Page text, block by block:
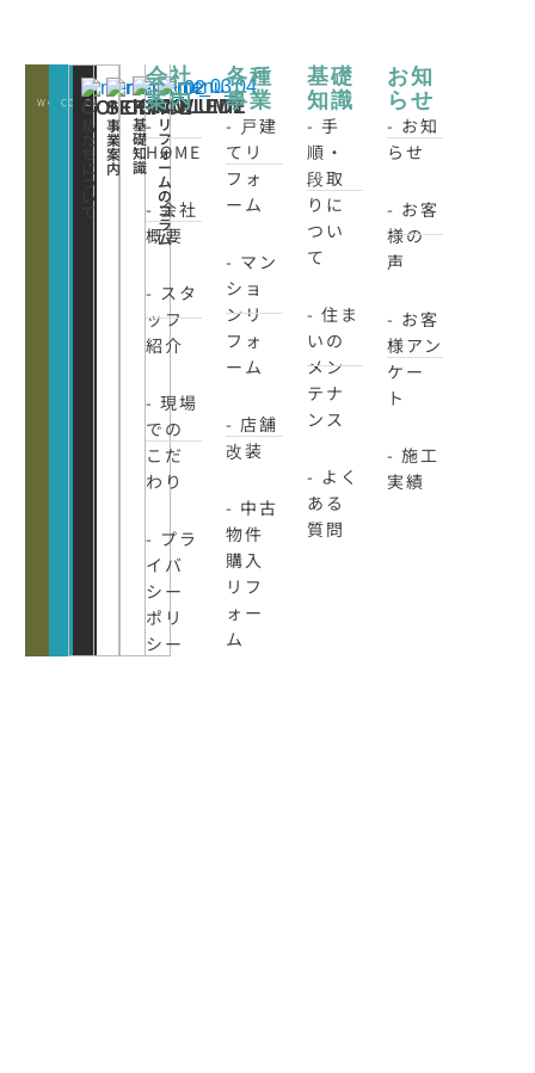
WORKSCONATCT
CLOSE
CONCEPT
私
た
ち
に
つ
い
て
SERVICE
事
業
案
内
KNOWLEDE
基
礎
知
識
COLUMN
リ
フ
ォ
ー
ム
の
コ
ラ
ム
会社
案内
-
HOME
- 会社
概要
- スタ
ッフ
紹介
- 現場
での
こだ
わり
- プラ
イバ
シー
ポリ
シー
各種
事業
- 戸建
てリ
フォ
ーム
- マン
ショ
ンリ
フォ
ーム
- 店舗
改装
- 中古
物件
購入
リフ
ォー
ム
基礎
知識
- 手
順・
段取
りに
つい
て
- 住ま
いの
メン
テナ
ンス
- よく
ある
質問
お知
らせ
- お知
らせ
- お客
様の
声
- お客
様アン
ケー
ト
- 施工
実績